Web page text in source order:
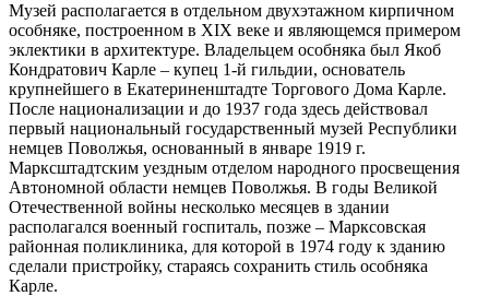
Музей располагается в отдельном двухэтажном кирпичном
особняке, построенном в XIX веке и являющемся примером
эклектики в архитектуре. Владельцем особняка был Якоб
Кондратович Карле – купец 1-й гильдии, основатель
крупнейшего в Екатериненштадте Торгового Дома Карле.
После национализации и до 1937 года здесь действовал
первый национальный государственный музей Республики
немцев Поволжья, основанный в январе 1919 г.
Марксштадтским уездным отделом народного просвещения
Автономной области немцев Поволжья. В годы Великой
Отечественной войны несколько месяцев в здании
располагался военный госпиталь, позже – Марксовская
районная поликлиника, для которой в 1974 году к зданию
сделали пристройку, стараясь сохранить стиль особняка
Карле.